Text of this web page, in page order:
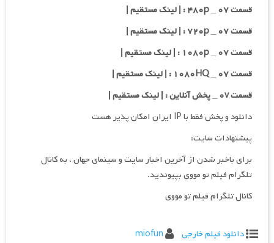
قسمت ۰۷ _ ۴۸۰p : | لینک مستقیم |
قسمت ۰۷ _ ۷۲۰p : | لینک مستقیم |
قسمت ۰۷ _ ۱۰۸۰p : | لینک مستقیم |
قسمت ۰۷ _ ۱۰۸۰HQ : | لینک مستقیم |
قسمت ۰v _ پخش آنلاین : | لینک مستقیم |
دانلود و پخش فقط با IP ایران امکان پذیر هست
پیشنهادات سایت:
برای باخبر شدن از آخرین اخبار سایت و سینمای جهان ، به کانال
تلگرام فیلم تو مووی بپیوندید.
کانال تلگرام فیلم تو مووی
دانلود فیلم خارجی
miofun